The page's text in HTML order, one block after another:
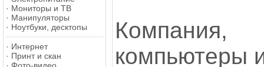
· Мониторы и ТВ
· Манипуляторы
· Ноутбуки, десктопы
· Интернет
· Принт и скан
Компания,
компьютеры